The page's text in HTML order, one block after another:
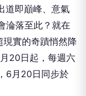
道即巔峰、意氣
淪落至此？就在
實的奇蹟悄然降
20日起，每週六
6月20日同步於